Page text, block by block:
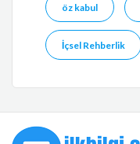
öz kabul
İçsel Rehberlik